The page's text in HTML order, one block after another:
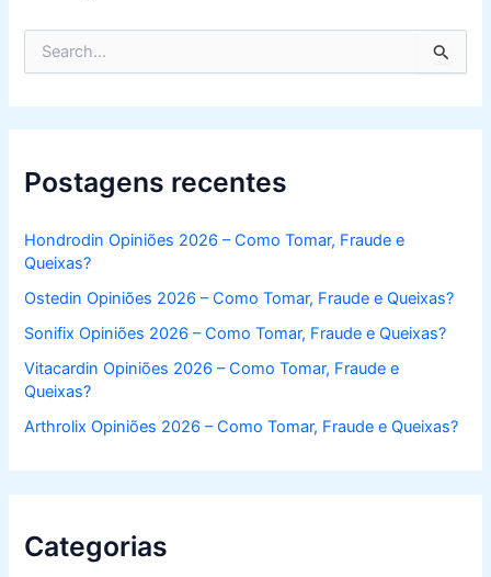
r
c
f
o
:
Postagens recentes
Hondrodin Opiniões 2026 – Como Tomar, Fraude e
Queixas?
Ostedin Opiniões 2026 – Como Tomar, Fraude e Queixas?
Sonifix Opiniões 2026 – Como Tomar, Fraude e Queixas?
Vitacardin Opiniões 2026 – Como Tomar, Fraude e
Queixas?
Arthrolix Opiniões 2026 – Como Tomar, Fraude e Queixas?
Categorias